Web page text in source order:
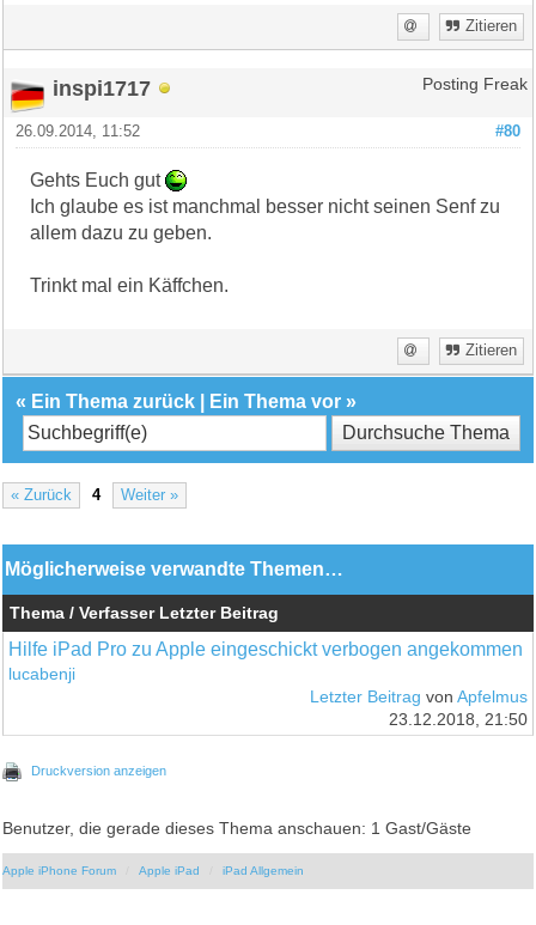
Zitieren
inspi1717 Posting Freak
#80
26.09.2014, 11:52
Gehts Euch gut
Ich glaube es ist manchmal besser nicht seinen Senf zu
allem dazu zu geben.
Trinkt mal ein Käffchen.
Zitieren
« Ein Thema zurück Ein Thema vor »
« Zurück 4 Weiter »
Möglicherweise verwandte Themen…
Thema / Verfasser Letzter Beitrag
Hilfe iPad Pro zu Apple eingeschickt verbogen angekommen
lucabenji
Letzter Beitrag von Apfelmus
23.12.2018, 21:50
Druckversion anzeigen
Benutzer, die gerade dieses Thema anschauen: 1 Gast/Gäste
Apple iPhone Forum Apple iPad iPad Allgemein